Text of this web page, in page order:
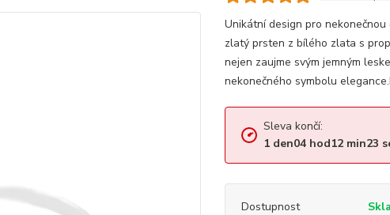
Unikátní design pro
zlatý prsten z bílého zlata s
nejen zaujme svým jemným
nekonečného symbolu
Sleva končí:
1 den04hod12min22
Dostupnost